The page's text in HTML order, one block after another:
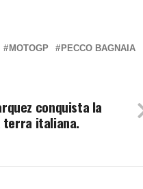
MOTOGP
PECCO BAGNAIA
conquista la
terra italiana.